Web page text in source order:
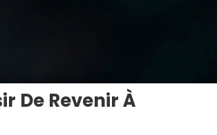
De Revenir À